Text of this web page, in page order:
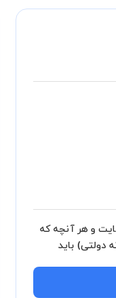
و هر آنچه که
دولتی) باید